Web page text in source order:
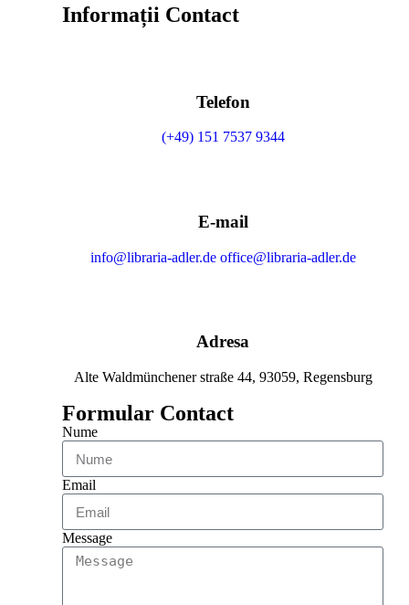
Informații Contact
Telefon
(+49) 151 7537 9344
E-mail
info@libraria-adler.de office@libraria-adler.de
Adresa
Alte Waldmünchener straße 44, 93059, Regensburg
Formular Contact
Nume
Email
Message